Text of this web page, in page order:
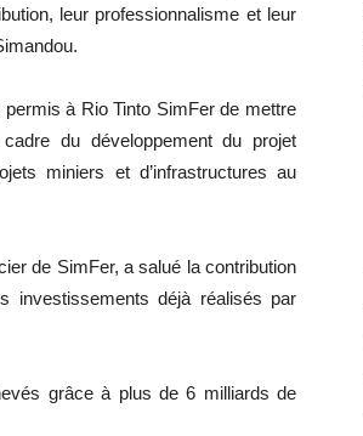
leur professionnalisme et leur
à Rio Tinto SimFer de mettre
du développement du projet
miniers et d’infrastructures au
de SimFer, a salué la contribution
investissements déjà réalisés par
grâce à plus de 6 milliards de